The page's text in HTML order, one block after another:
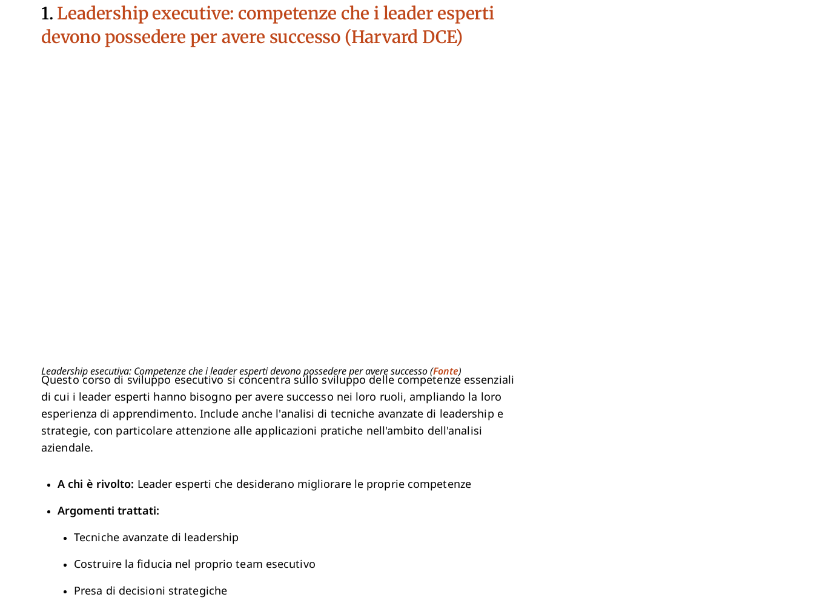
1.Leadership executive: competenze che i leader esperti
devono possedere per avere successo (Harvard DCE)
Leadership esecutiva: Competenze che i leader esperti devono possedere per avere successo (Fonte)
Questo corso di sviluppo esecutivo si concentra sullo sviluppo delle competenze essenziali
di cui i leader esperti hanno bisogno per avere successo nei loro ruoli, ampliando la loro
esperienza di apprendimento. Include anche l'analisi di tecniche avanzate di leadership e
strategie, con particolare attenzione alle applicazioni pratiche nell'ambito dell'analisi
aziendale.
A chi è rivolto: Leader esperti che desiderano migliorare le proprie competenze
Argomenti trattati:
Tecniche avanzate di leadership
Costruire la fiducia nel proprio team esecutivo
Presa di decisioni strategiche